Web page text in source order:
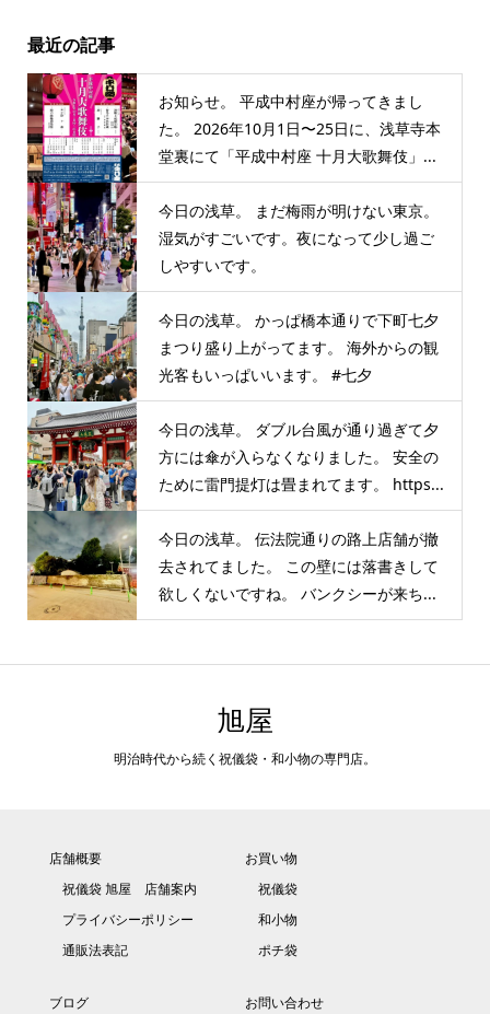
最近の記事
お知らせ。 平成中村座が帰ってきまし
た。 2026年10月1日〜25日に、浅草寺本
堂裏にて「平成中村座 十月大歌舞伎」...
今日の浅草。 まだ梅雨が明けない東京。
湿気がすごいです。夜になって少し過ご
しやすいです。
今日の浅草。 かっぱ橋本通りで下町七夕
まつり盛り上がってます。 海外からの観
光客もいっぱいいます。 #七夕
今日の浅草。 ダブル台風が通り過ぎて夕
方には傘が入らなくなりました。 安全の
ために雷門提灯は畳まれてます。 https...
今日の浅草。 伝法院通りの路上店舗が撤
去されてました。 この壁には落書きして
欲しくないですね。 バンクシーが来ち...
旭屋
明治時代から続く祝儀袋・和小物の専門店。
店舗概要
祝儀袋 旭屋 店舗案内
プライバシーポリシー
通販法表記
お買い物
祝儀袋
和小物
ポチ袋
ブログ
お問い合わせ